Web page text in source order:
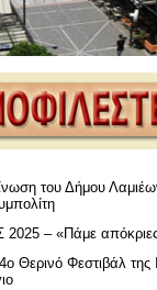
του Δήμου
– «Πάμε
4ο Θερινό Φεστιβάλ